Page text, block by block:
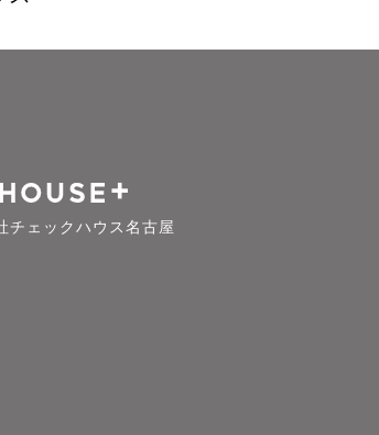
チェックハウス名古屋